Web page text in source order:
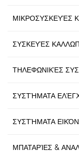
ΜΙΚΡΟΣΥΣΚΕΥΈΣ
ΣΥΣΚΕΥΈΣ
ΤΗΛΕΦΩΝΙΚΈΣ
ΣΥΣΤΉΜΑΤΑ
ΣΥΣΤΉΜΑΤΑ
ΜΠΑΤΑΡΊΕΣ &